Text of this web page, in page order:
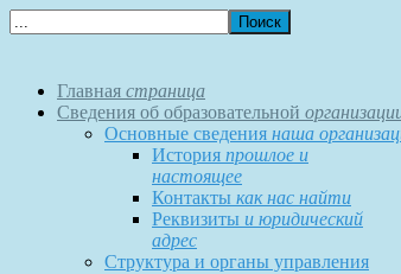
Главная страница
Сведения об образовательной
Основные сведения наша
История прошлое и
настоящее
Контакты как нас найти
Реквизиты и юридический
адрес
Структура и органы управления